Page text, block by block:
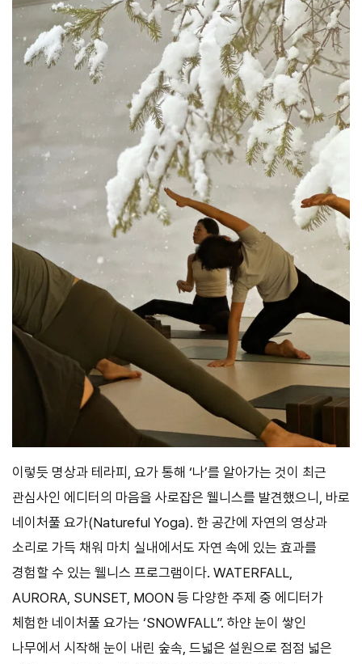
이렇듯 명상과 테라피, 요가 통해 ‘나’를 알아가는 것이 최근
관심사인 에디터의 마음을 사로잡은 웰니스를 발견했으니, 바로
네이처풀 요가(Natureful Yoga). 한 공간에 자연의 영상과
소리로 가득 채워 마치 실내에서도 자연 속에 있는 효과를
경험할 수 있는 웰니스 프로그램이다. WATERFALL,
AURORA, SUNSET, MOON 등 다양한 주제 중 에디터가
체험한 네이처풀 요가는 ‘SNOWFALL”. 하얀 눈이 쌓인
나무에서 시작해 눈이 내린 숲속, 드넓은 설원으로 점점 넓은